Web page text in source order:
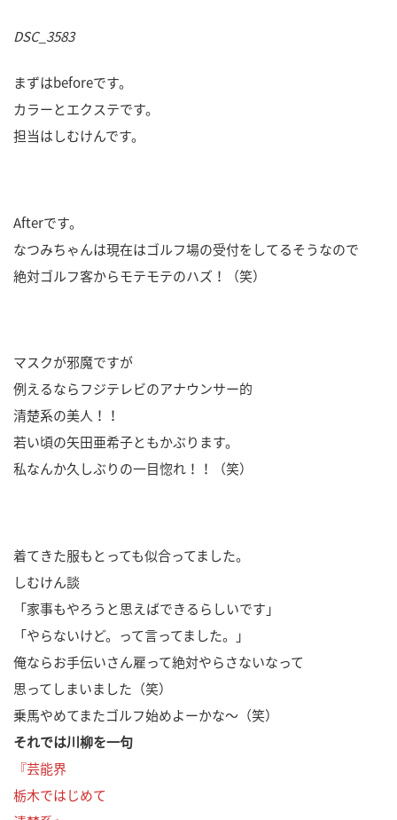
DSC_3583
まずはbeforeです。
カラーとエクステです。
担当はしむけんです。
Afterです。
なつみちゃんは現在はゴルフ場の受付をしてるそうなので
絶対ゴルフ客からモテモテのハズ！（笑）
マスクが邪魔ですが
例えるならフジテレビのアナウンサー的
清楚系の美人！！
若い頃の矢田亜希子ともかぶります。
私なんか久しぶりの一目惚れ！！（笑）
着てきた服もとっても似合ってました。
しむけん談
「家事もやろうと思えばできるらしいです」
「やらないけど。って言ってました。」
俺ならお手伝いさん雇って絶対やらさないなって
思ってしまいました（笑）
乗馬やめてまたゴルフ始めよーかな～（笑）
それでは川柳を一句
『芸能界
栃木ではじめて